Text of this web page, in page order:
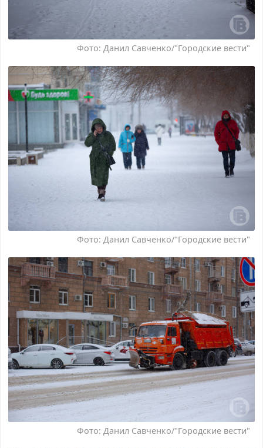
Фото: Данил Савченко/"Городские вести"
Фото: Данил Савченко/"Городские вести"
Фото: Данил Савченко/"Городские вести"